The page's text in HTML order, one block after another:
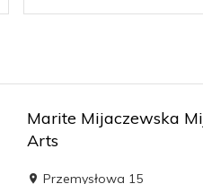
Marite Mijaczewska
Arts
Przemysłowa 15